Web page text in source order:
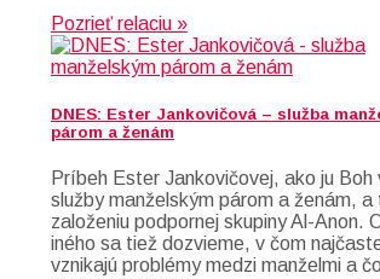
Pozrieť relaciu »
DNES: Ester Jankovičová – služba
párom a ženám
Príbeh Ester Jankovičovej, ako ju Boh
služby manželským párom a ženám, a
založeniu podpornej skupiny Al-Anon.
iného sa tiež dozvieme, v čom
vznikajú problémy medzi manželmi a